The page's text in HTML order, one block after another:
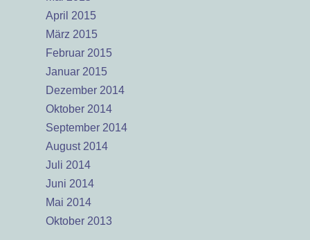
April 2015
März 2015
Februar 2015
Januar 2015
Dezember 2014
Oktober 2014
September 2014
August 2014
Juli 2014
Juni 2014
Mai 2014
Oktober 2013